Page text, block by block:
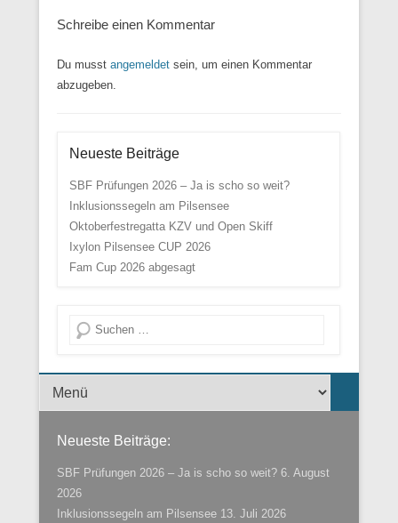
Schreibe einen Kommentar
Du musst angemeldet sein, um einen Kommentar
abzugeben.
Neueste Beiträge
SBF Prüfungen 2026 – Ja is scho so weit?
Inklusionssegeln am Pilsensee
Oktoberfestregatta KZV und Open Skiff
Ixylon Pilsensee CUP 2026
Fam Cup 2026 abgesagt
Suche
Menü der Fußzeile
Neueste Beiträge:
SBF Prüfungen 2026 – Ja is scho so weit? 6. August
2026
Inklusionssegeln am Pilsensee 13. Juli 2026